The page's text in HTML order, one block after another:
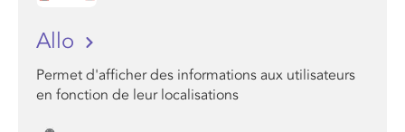
Allo
Permet d'afficher des informations aux utilisateurs
en fonction de leur localisations